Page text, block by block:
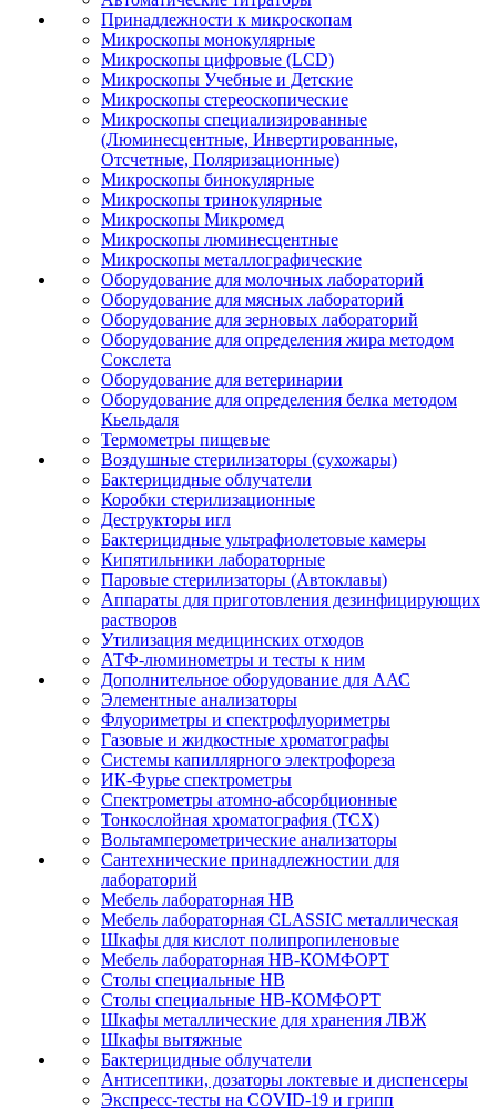
Принадлежности к микроскопам
Микроскопы монокулярные
Микроскопы цифровые (LCD)
Микроскопы Учебные и Детские
Микроскопы стереоскопические
Микроскопы специализированные
(Люминесцентные, Инвертированные,
Отсчетные, Поляризационные)
Микроскопы бинокулярные
Микроскопы тринокулярные
Микроскопы Микромед
Микроскопы люминесцентные
Микроскопы металлографические
Оборудование для молочных лабораторий
Оборудование для мясных лабораторий
Оборудование для зерновых лабораторий
Оборудование для определения жира методом
Сокслета
Оборудование для ветеринарии
Оборудование для определения белка методом
Кьельдаля
Термометры пищевые
Воздушные стерилизаторы (сухожары)
Бактерицидные облучатели
Коробки стерилизационные
Деструкторы игл
Бактерицидные ультрафиолетовые камеры
Кипятильники лабораторные
Паровые стерилизаторы (Автоклавы)
Аппараты для приготовления дезинфицирующих
растворов
Утилизация медицинских отходов
АТФ-люминометры и тесты к ним
Дополнительное оборудование для ААС
Элементные анализаторы
Флуориметры и спектрофлуориметры
Газовые и жидкостные хроматографы
Системы капиллярного электрофореза
ИК-Фурье спектрометры
Спектрометры атомно-абсорбционные
Тонкослойная хроматография (ТСХ)
Вольтамперометрические анализаторы
Сантехнические принадлежностии для
лабораторий
Мебель лабораторная НВ
Мебель лабораторная CLASSIC металлическая
Шкафы для кислот полипропиленовые
Мебель лабораторная НВ-КОМФОРТ
Столы специальные НВ
Столы специальные НВ-КОМФОРТ
Шкафы металлические для хранения ЛВЖ
Шкафы вытяжные
Бактерицидные облучатели
Антисептики, дозаторы локтевые и диспенсеры
Экспресс-тесты на COVID-19 и грипп